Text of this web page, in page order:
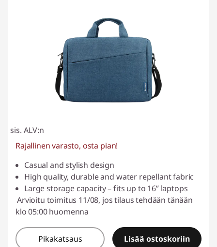
sis. ALV:n
Rajallinen varasto, osta pian!
Casual and stylish design
High quality, durable and water repellant fabric
Large storage capacity – fits up to 16” laptops
Arvioitu toimitus 11/08, jos tilaus tehdään tänään
klo 05:00 huomenna
Pikakatsaus Lisää ostoskoriin